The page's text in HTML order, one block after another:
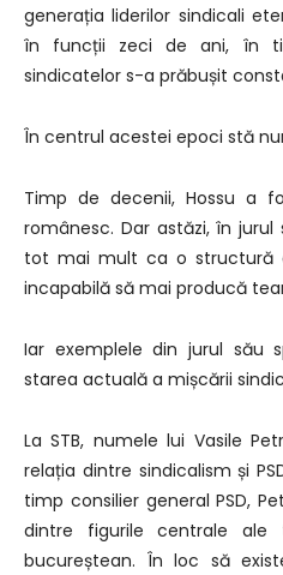
generația liderilor sindicali
în funcții zeci de ani, în
sindicatelor s-a prăbușit
În centrul acestei epoci stă
Timp de decenii, Hossu a
românesc. Dar astăzi, în
tot mai mult ca o structură
incapabilă să mai producă
Iar exemplele din jurul său
starea actuală a mișcării
La STB, numele lui Vasile
relația dintre sindicalism și
timp consilier general PSD,
dintre figurile centrale ale
bucureștean. În loc să